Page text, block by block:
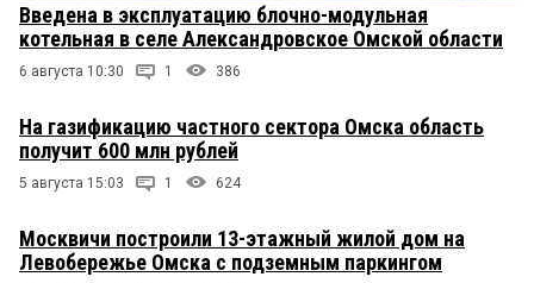
Введена в эксплуатацию блочно-модульная
котельная в селе Александровское Омской области
6 августа 10:30 1 386
На газификацию частного сектора Омска область
получит 600 млн рублей
5 августа 15:03 1 624
Москвичи построили 13-этажный жилой дом на
Левобережье Омска с подземным паркингом